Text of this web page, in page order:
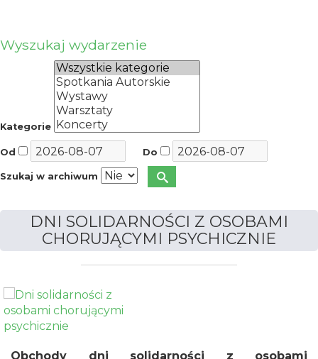
w
Opolu
Wyszukaj wydarzenie
Kategorie
Od Do
Szukaj w archiwum
DNI SOLIDARNOŚCI Z OSOBAMI
CHORUJĄCYMI PSYCHICZNIE
Obchody dni solidarności z osobami